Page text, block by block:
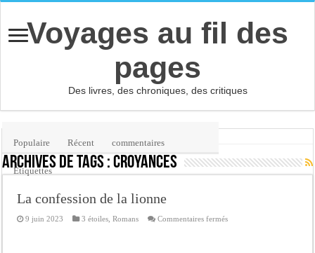
Voyages au fil des
pages
Des livres, des chroniques, des critiques
Archives de tags :croyances
La confession de la lionne
9 juin 2023 3 étoiles ,Romans Commentaires ferméssur
Populaire Récent commentaires
Etiquettes